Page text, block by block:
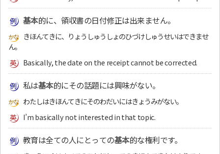
基本的に、領収書の日付修正は出来ません。
きほんてきに、りょうしゅうしょのひづけしゅうせいはできませ
ん。
Basically, the date on the receipt cannot be corrected.
私は基本的にその話題には興味がない。
わたしはきほんてきにそのわだいにはきょうみがない。
I’m basically not interested in that topic.
教育は全ての人にとっての基本的な権利です。